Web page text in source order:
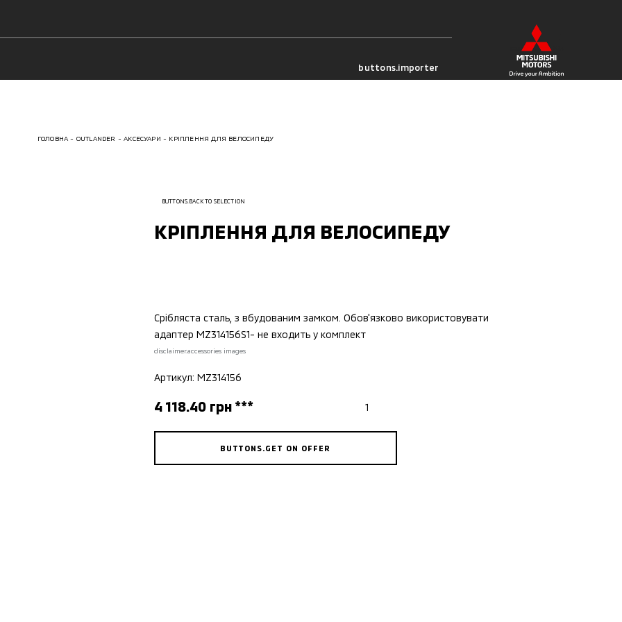
buttons.importer
ГОЛОВНА OUTLANDER АКСЕСУАРИ КРІПЛЕННЯ ДЛЯ ВЕЛОСИПЕДУ
BUTTONS.BACK TO SELECTION
КРІПЛЕННЯ ДЛЯ ВЕЛОСИПЕДУ
Срібляста сталь, з вбудованим замком. Обов'язково використовувати
адаптер MZ314156S1- не входить у комплект
disclaimer.accessories images
Артикул: MZ314156
4 118.40 грн ***
BUTTONS.GET ON OFFER